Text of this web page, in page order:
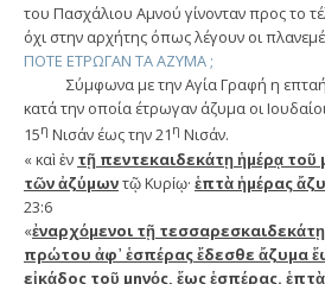
του Πασχάλιου Αμνού γίνονταν προς το
όχι στην αρχήτης όπως λέγουν οι
ΠΟΤΕ ΕΤΡΩΓΑΝ ΤΑ ΑΖΥΜΑ ;
Σύμφωνα με την Αγία Γραφή η
κατά την οποία έτρωγαν άζυμα οι
15η Νισάν έως την 21 η Νισάν.
« καὶ ἐν τῇ πεντεκαιδεκάτῃ ἡμέρᾳ τοῦ
τῶν ἀζύμωντῷ Κυρίῳ· ἑπτὰ ἡμέρας
23:6
«ἐναρχόμενοι τῇ
πρώτου ἀφ᾿ ἑσπέρας ἔδεσθε ἄζυμα
εἰκάδος τοῦ μηνός, ἕως ἑσπέρας.